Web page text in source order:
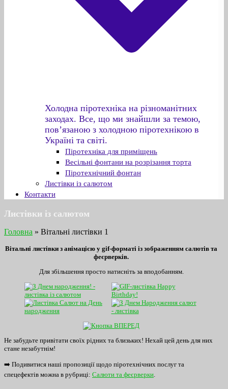
Холодна піротехніка на різноманітних
заходах. Все, що ми знайшли за темою,
пов’язаною з холодною піротехнікою в
Україні та світі.
Піротехніка для приміщень
Весільні фонтани на розрізання торта
Піротехнічний фонтан
Листівки із салютом
Контакти
Листівки із салютом
Головна » Вітальні листівки 1
Вітальні листівки з анімацією у gif-форматі із зображенням салютів та
феєрверків.
Для збільшення просто натисніть за вподобанням.
Не забудьте привітати своїх рідних та близьких! Нехай цей день для них
стане незабутнім!
➡️ Подивитися наші пропозиції щодо піротехнічних послуг та
спецефектів можна в рубриці: Салюти та феєрверки.